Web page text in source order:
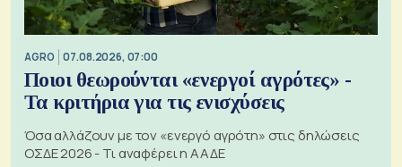
AGRO 07.08.2026, 07:00
Ποιοι θεωρούνται «ενεργοί αγρότες» -
Τα κριτήρια για τις ενισχύσεις
Όσα αλλάζουν με τον «ενεργό αγρότη» στις δηλώσεις
ΟΣΔΕ 2026 - Τι αναφέρει η ΑΑΔΕ